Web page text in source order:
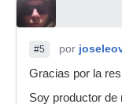
#5 por
Gracias por la
Soy productor de